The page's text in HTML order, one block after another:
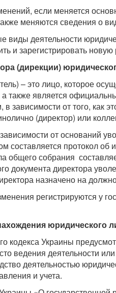
если меняется
меняются сведения о
виды деятельности
и зарегистрировать
(дирекции)
– это лицо, которое
также является
зависимости от того, как
(директор) или
от оснований
составляется протокол
общего собрания
документа директора
назначено на
регистрируются у
юридического
кодекса Украины
ведения деятельности
деятельностью
и учета.